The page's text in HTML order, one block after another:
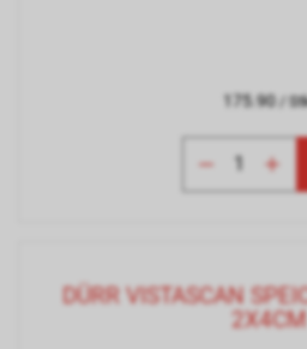
175.90/
DÜRR VISTASCAN
2X4CM